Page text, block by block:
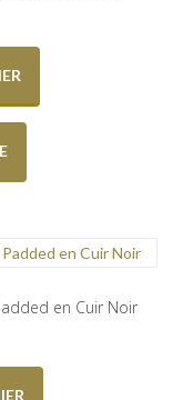
en Cuir Noir